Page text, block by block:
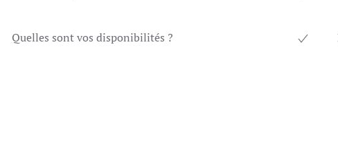
Quelles sont vos disponibilités ?